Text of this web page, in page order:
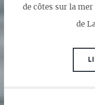
de côtes sur la
de